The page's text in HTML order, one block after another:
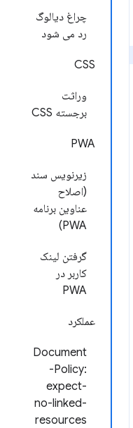
چراغ دیالوگ
رد می شود
CSS
وراثت
برجسته CSS
PWA
زیرنویس سند
(اصلاح
عناوین برنامه
PWA)
گرفتن لینک
کاربر در
PWA
عملکرد
Document
-Policy:
expect-
no-linked-
resources